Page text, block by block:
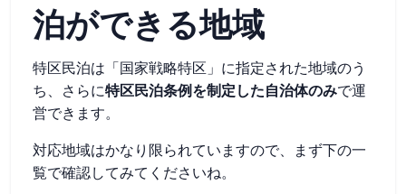
泊ができる地域
特区民泊は「国家戦略特区」に指定された地域のう
ち、さらに特区民泊条例を制定した自治体のみで運
営できます。
対応地域はかなり限られていますので、まず下の一
覧で確認してみてくださいね。